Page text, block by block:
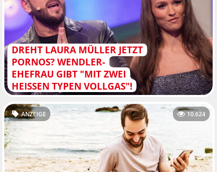
DREHT LAURA MÜLLER JETZT
PORNOS? WENDLER-
EHEFRAU GIBT "MIT ZWEI
HEISSEN TYPEN VOLLGAS"!
ANZEIGE 10.624